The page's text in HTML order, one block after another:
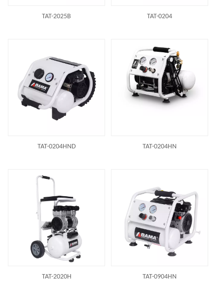
产品 / 专业家用空压机
TAT-2025B TAT-0204
TAT-0204HND TAT-0204HN
TAT-2020H TAT-0904HN